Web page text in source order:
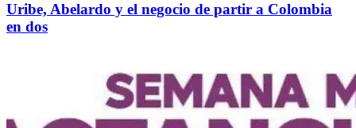
Uribe, Abelardo y el negocio de partir a Colombia
en dos